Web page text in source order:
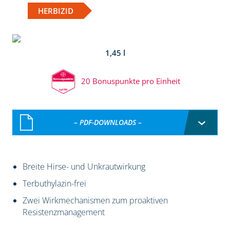
HERBIZID
1,45 l
20 Bonuspunkte pro Einheit
– PDF-DOWNLOADS –
Breite Hirse- und Unkrautwirkung
Terbuthylazin-frei
Zwei Wirkmechanismen zum proaktiven
Resistenzmanagement